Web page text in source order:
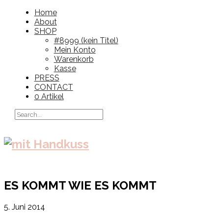
Home
About
SHOP
#8999 (kein Titel)
Mein Konto
Warenkorb
Kasse
PRESS
CONTACT
0 Artikel
ES KOMMT WIE ES KOMMT
5. Juni 2014